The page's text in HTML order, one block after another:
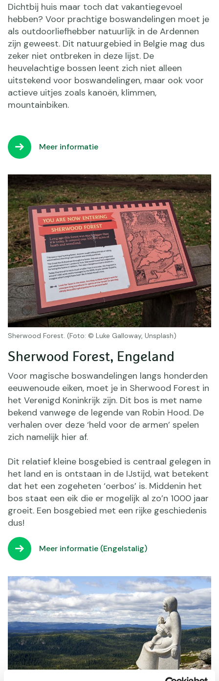
Dichtbij huis maar toch dat vakantiegevoel
hebben? Voor prachtige boswandelingen moet je
als outdoorliefhebber natuurlijk in de Ardennen
zijn geweest. Dit natuurgebied in Belgie mag dus
zeker niet ontbreken in deze lijst. De
heuvelachtige bossen leent zich niet alleen
uitstekend voor boswandelingen, maar ook voor
actieve uitjes zoals kanoën, klimmen,
mountainbiken.
Meer informatie
Sherwood Forest, Engeland
Voor magische boswandelingen langs honderden
eeuwenoude eiken, moet je in Sherwood Forest in
het Verenigd Koninkrijk zijn. Dit bos is met name
bekend vanwege de legende van Robin Hood. De
verhalen over deze ‘held voor de armen’ spelen
zich namelijk hier af.
Dit relatief kleine bosgebied is centraal gelegen in
het land en is ontstaan in de IJstijd, wat betekent
dat het een zogeheten ‘oerbos’ is. Middenin het
bos staat een eik die er mogelijk al zo’n 1000 jaar
groeit. Een bosgebied met een rijke geschiedenis
dus!
Meer informatie (Engelstalig)
Sherwood Forest. (Foto: © Luke Galloway, Unsplash)